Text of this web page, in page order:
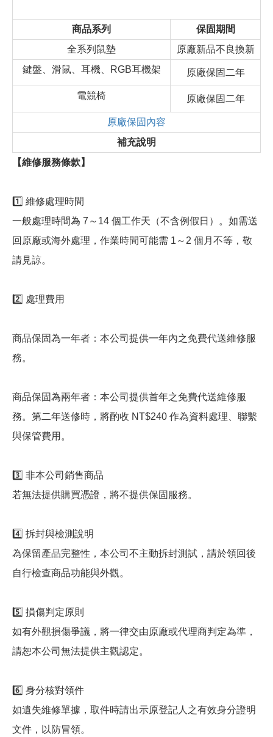
商品系列
保固期間
全系列鼠墊
原廠新品不良換新
鍵盤、滑鼠、耳機、RGB耳機架
原廠保固二年
電競椅 原廠保固二年
原廠保固內容
補充說明
【維修服務條款】
1️⃣ 維修處理時間
一般處理時間為 7～14 個工作天（不含例假日）。如需送
回原廠或海外處理，作業時間可能需 1～2 個月不等，敬
請見諒。
2️⃣ 處理費用
商品保固為一年者：本公司提供一年內之免費代送維修服
務。
商品保固為兩年者：本公司提供首年之免費代送維修服
務。第二年送修時，將酌收 NT$240 作為資料處理、聯繫
與保管費用。
3️⃣ 非本公司銷售商品
若無法提供購買憑證，將不提供保固服務。
4️⃣ 拆封與檢測說明
為保留產品完整性，本公司不主動拆封測試，請於領回後
自行檢查商品功能與外觀。
5️⃣ 損傷判定原則
如有外觀損傷爭議，將一律交由原廠或代理商判定為準，
請恕本公司無法提供主觀認定。
6️⃣ 身分核對領件
如遺失維修單據，取件時請出示原登記人之有效身分證明
文件，以防冒領。